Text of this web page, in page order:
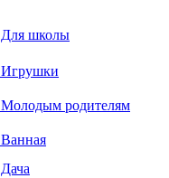
Для школы
Игрушки
Молодым родителям
Ванная
Дача